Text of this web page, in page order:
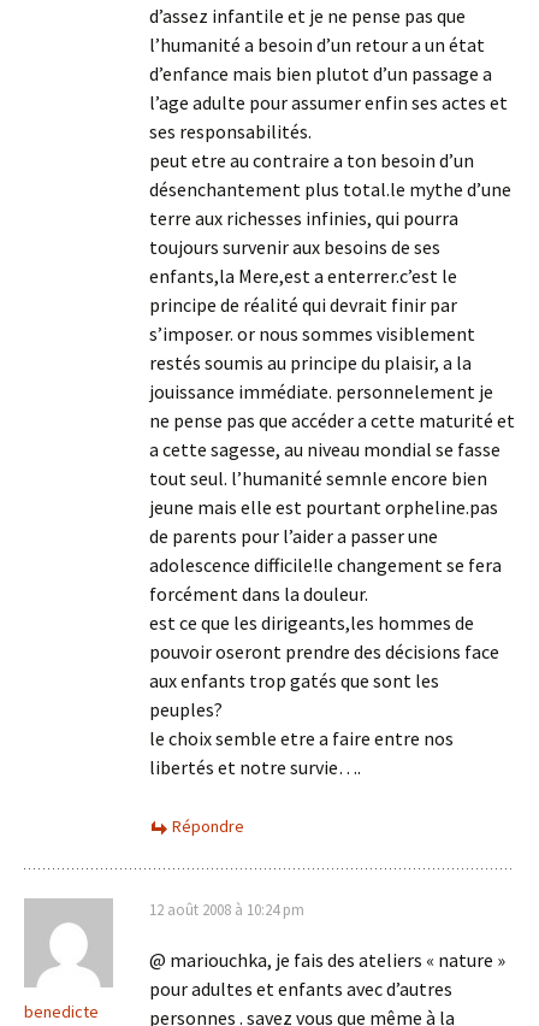
d’assez infantile et je ne pense pas que
l’humanité a besoin d’un retour a un état
d’enfance mais bien plutot d’un passage a
l’age adulte pour assumer enfin ses actes et
ses responsabilités.
peut etre au contraire a ton besoin d’un
désenchantement plus total.le mythe d’une
terre aux richesses infinies, qui pourra
toujours survenir aux besoins de ses
enfants,la Mere,est a enterrer.c’est le
principe de réalité qui devrait finir par
s’imposer. or nous sommes visiblement
restés soumis au principe du plaisir, a la
jouissance immédiate. personnelement je
ne pense pas que accéder a cette maturité et
a cette sagesse, au niveau mondial se fasse
tout seul. l’humanité semnle encore bien
jeune mais elle est pourtant orpheline.pas
de parents pour l’aider a passer une
adolescence difficile!le changement se fera
forcément dans la douleur.
est ce que les dirigeants,les hommes de
pouvoir oseront prendre des décisions face
aux enfants trop gatés que sont les
peuples?
le choix semble etre a faire entre nos
libertés et notre survie….
Répondre
benedicte
12 août 2008 à 10:24 pm
@ mariouchka, je fais des ateliers « nature »
pour adultes et enfants avec d’autres
personnes . savez vous que même à la